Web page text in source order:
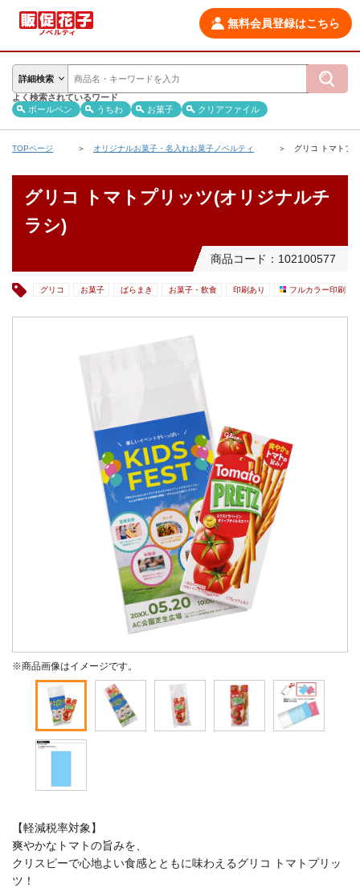
無料会員登録はこちら
詳細検索
よく検索されているワード
ボールペン
うちわ お菓子 クリアファイル
TOPページ オリジナルお菓子・名入れお菓子ノベルティ グリコ トマトプ
グリコ トマトプリッツ(オリジナルチ
ラシ)
商品コード：102100577
グリコ お菓子 ばらまき お菓子・飲食 印刷あり フルカラー印刷
※商品画像はイメージです。
【軽減税率対象】
爽やかなトマトの旨みを、
クリスピーで心地よい食感とともに味わえるグリコ トマトプリッ
ツ！